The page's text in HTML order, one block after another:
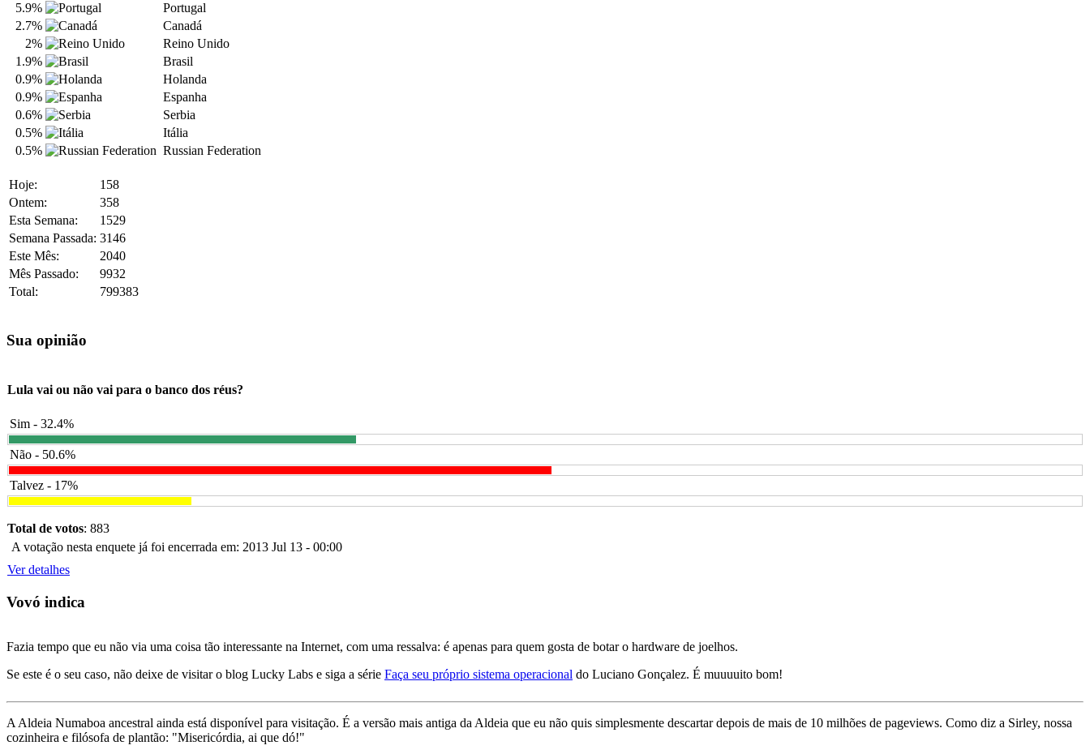
5.9%
Portugal
2.7%
Canadá
2%
Reino Unido
1.9%
Brasil
0.9%
Holanda
0.9%
Espanha
0.6%
Serbia
0.5%
Itália
0.5%
Russian Federation
Hoje:
158
Ontem:
358
Esta Semana:
1529
Semana Passada: 3146
Este Mês:
2040
Mês Passado:
9932
Total:
799383
Sua opinião
Lula vai ou não vai para o banco dos réus?
Sim - 32.4%
Não - 50.6%
Talvez - 17%
Total de votos: 883
A votação nesta enquete já foi encerrada em: 2013 Jul 13 - 00:00
Ver detalhes
Vovó indica
Fazia tempo que eu não via uma coisa tão interessante na Internet, com uma ressalva: é apenas para quem gosta de botar o hardware de joelhos.
Se este é o seu caso, não deixe de visitar o blog Lucky Labs e siga a série Faça seu próprio sistema operacional do Luciano Gonçalez. É muuuuito bom!
A Aldeia Numaboa ancestral ainda está disponível para visitação. É a versão mais antiga da Aldeia que eu não quis simplesmente descartar depois de mais de 10 milhões de pageviews. Como diz a Sirley, nossa
cozinheira e filósofa de plantão: "Misericórdia, ai que dó!"